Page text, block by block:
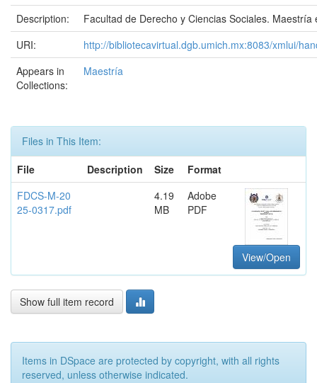
Description:
Facultad de Derecho y Ciencias Sociales. Maestría
URI:
http://bibliotecavirtual.dgb.umich.mx:8083/xmlui/
Appears in
Collections:
Maestría
Files in This Item:
File
Description Size
Format
FDCS-M-20
25-0317.pdf
4.19
MB
Adobe
PDF
View/Open
Show full item record
Items in DSpace are protected by copyright, with all rights
reserved, unless otherwise indicated.